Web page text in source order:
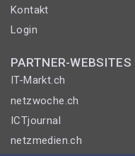
Kontakt
Login
PARTNER-WEBSITES
IT-Markt.ch
netzwoche.ch
ICTjournal
netzmedien.ch